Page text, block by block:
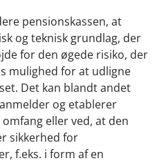
pensionskassen, at
og teknisk grundlag, der
for den øgede risiko, der
mulighed for at udligne
Det kan blandt andet
og etablerer
eller ved, at den
sikkerhed for
f.eks. i form af en